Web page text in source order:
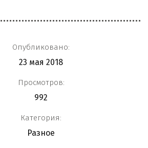
Опубликовано:
23 мая 2018
Просмотров:
992
Категория:
Разное